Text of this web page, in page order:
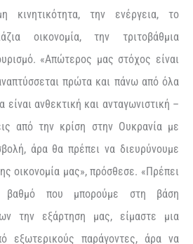
κινητικότητα, την ενέργεια, το
οικονομία, την τριτοβάθμια
«Απώτερος μας στόχος είναι
πρώτα και πάνω από όλα
ανθεκτική και ανταγωνιστική –
από την κρίση στην Ουκρανία με
άρα θα πρέπει να διευρύνουμε
οικονομία μας», πρόσθεσε. «Πρέπει
βαθμό που μπορούμε στη βάση
την εξάρτηση μας, είμαστε μια
εξωτερικούς παράγοντες, άρα να